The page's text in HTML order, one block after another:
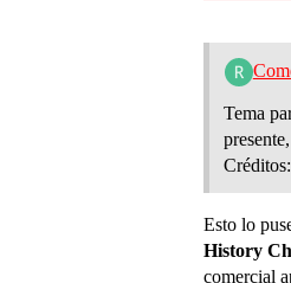
Tema
Esto lo
History
comercial